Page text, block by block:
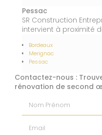
Pessac
SR Construction
intervient à proximité
Bordeaux
Merignac
Pessac
Contactez-nous :
rénovation de second